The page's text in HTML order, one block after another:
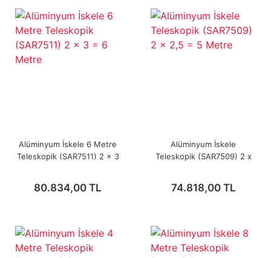
Alüminyum İskele 6 Metre
Teleskopik (SAR7511) 2 x 3
80.834,00 TL
Alüminyum İskele
Teleskopik (SAR7509) 2 x
74.818,00 TL